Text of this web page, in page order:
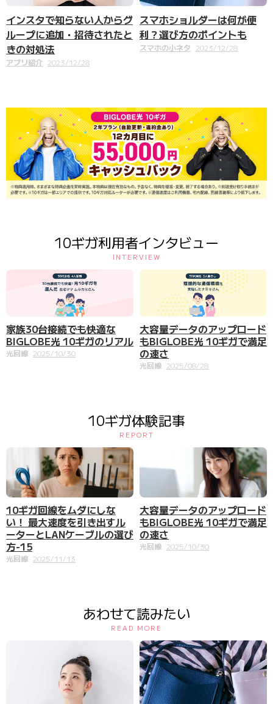
インスタで知らない人からグ
ループに追加・招待されたと
きの対処法
アプリ紹介 2023/12/28
スマホショルダーは何が便
利？選び方のポイントも
スマホの小ネタ 2023/12/28
10ギガ利用者インタビュー
INTERVIEW
家族30台接続でも快適な
BIGLOBE光 10ギガのリアル
光回線 2025/10/30
大容量データのアップロード
もBIGLOBE光 10ギガで満足
の速さ
光回線 2025/08/28
10ギガ体験記事
REPORT
10ギガ回線をムダにしな
い！ 最大速度を引き出すル
ーターとLANケーブルの選び
方-15
光回線 2025/11/13
大容量データのアップロード
もBIGLOBE光 10ギガで満足
の速さ
光回線 2025/10/30
あわせて読みたい
READ MORE